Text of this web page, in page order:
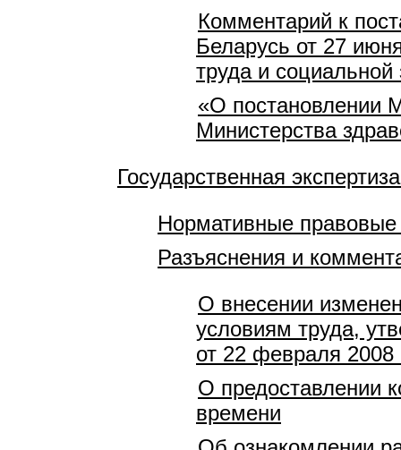
Комментарий к
Беларусь от 27
труда и
«О постановлении
Министерства
Государственная
Нормативные правовые
Разъяснения и
О внесении
условиям труда,
от 22 февраля 2008
О предоставлении
времени